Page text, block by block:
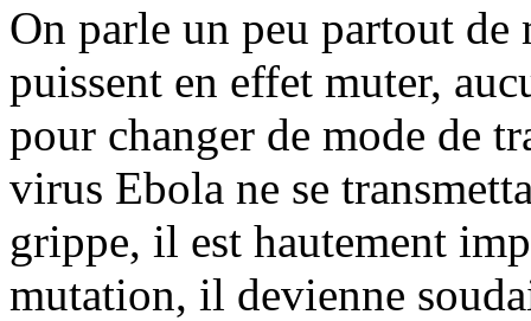
On parle un peu partout
puissent en effet muter,
pour changer de mode de
virus Ebola ne se
grippe, il est hautement
mutation, il devienne